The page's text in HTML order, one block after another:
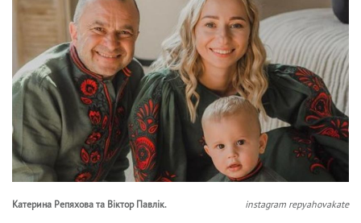
Катерина Репяхова та Віктор Павлік. instagram repyahovakate